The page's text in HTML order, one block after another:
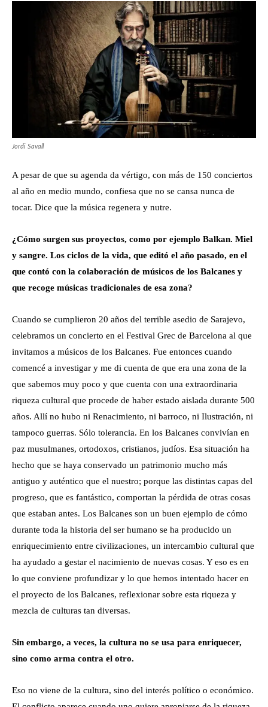
Jordi Savall
A pesar de que su agenda da vértigo, con más de 150 conciertos
al año en medio mundo, confiesa que no se cansa nunca de
tocar. Dice que la música regenera y nutre.
¿Cómo surgen sus proyectos, como por ejemplo Balkan. Miel
y sangre. Los ciclos de la vida, que editó el año pasado, en el
que contó con la colaboración de músicos de los Balcanes y
que recoge músicas tradicionales de esa zona?
Cuando se cumplieron 20 años del terrible asedio de Sarajevo,
celebramos un concierto en el Festival Grec de Barcelona al que
invitamos a músicos de los Balcanes. Fue entonces cuando
comencé a investigar y me di cuenta de que era una zona de la
que sabemos muy poco y que cuenta con una extraordinaria
riqueza cultural que procede de haber estado aislada durante 500
años. Allí no hubo ni Renacimiento, ni barroco, ni Ilustración, ni
tampoco guerras. Sólo tolerancia. En los Balcanes convivían en
paz musulmanes, ortodoxos, cristianos, judíos. Esa situación ha
hecho que se haya conservado un patrimonio mucho más
antiguo y auténtico que el nuestro; porque las distintas capas del
progreso, que es fantástico, comportan la pérdida de otras cosas
que estaban antes. Los Balcanes son un buen ejemplo de cómo
durante toda la historia del ser humano se ha producido un
enriquecimiento entre civilizaciones, un intercambio cultural que
ha ayudado a gestar el nacimiento de nuevas cosas. Y eso es en
lo que conviene profundizar y lo que hemos intentado hacer en
el proyecto de los Balcanes, reflexionar sobre esta riqueza y
mezcla de culturas tan diversas.
Sin embargo, a veces, la cultura no se usa para enriquecer,
sino como arma contra el otro.
Eso no viene de la cultura, sino del interés político o económico.